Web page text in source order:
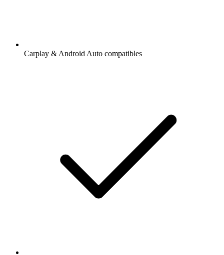
Carplay & Android Auto compatibles